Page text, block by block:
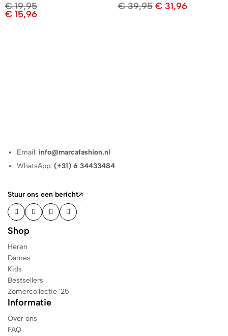
€19,95
€ 15,96
€39,95 € 31,96
Email: info@marcafashion.nl
WhatsApp:(+31) 6 34433484
Stuur ons een bericht
Shop
Heren
Dames
Kids
Bestsellers
Zomercollectie '25
Informatie
Over ons
FAQ